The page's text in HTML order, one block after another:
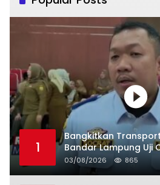
1
Bangkitkan
Bandar Lampung Uji
03/08/2026 865